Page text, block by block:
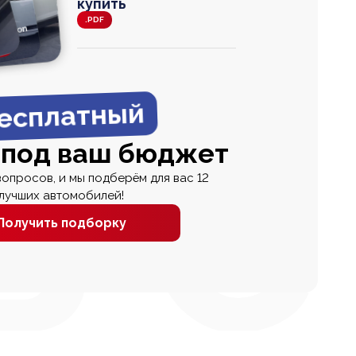
000
купить
.PDF
ваш бюджет
и мы подберём для вас 12
автомобилей!
подборку